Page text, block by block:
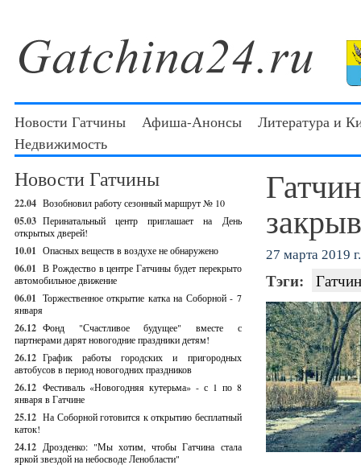
Новости Гатчины Афиша-Анонсы
Литература и
Недвижимость
Новости Гатчины
22.04 Возобновил работу сезонный маршрут № 10
05.03 Перинатальный центр приглашает на День
открытых дверей!
10.01 Опасных веществ в воздухе не обнаружено
06.01 В Рождество в центре Гатчины будет перекрыто
автомобильное движение
06.01 Торжественное открытие катка на Соборной - 7
января
26.12 Фонд "Счастливое будущее" вместе с
партнерами дарят новогодние праздники детям!
26.12 График работы городских и пригородных
автобусов в период новогодних праздников
26.12 Фестиваль «Новогодняя кутерьма» - с 1 по 8
января в Гатчине
25.12 На Соборной готовится к открытию бесплатный
каток!
24.12 Дрозденко: "Мы хотим, чтобы Гатчина стала
яркой звездой на небосводе Ленобласти"
27 марта 2019 г.
Тэги: